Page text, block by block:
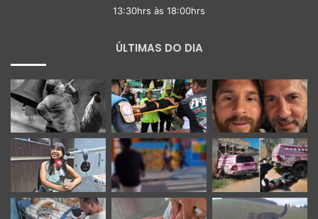
13:30hrs às 18:00hrs
ÚLTIMAS DO DIA